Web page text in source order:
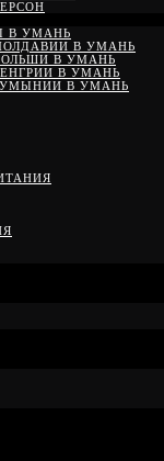
В УМАНЬ
В УМАНЬ
В УМАНЬ
В УМАНЬ
В УМАНЬ